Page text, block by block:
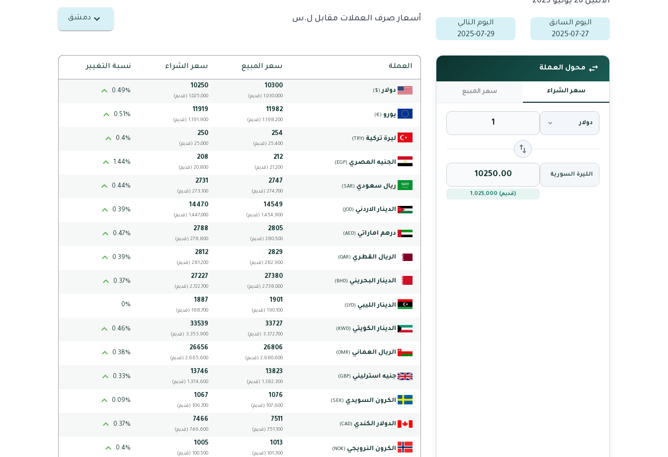
أسعار صرف العملات مقابل ل.س دمشق
اليوم السابق
2025-07-27
اليوم التالي
2025-07-29
محول العملة
سعر الشراء سعر المبيع
دولار
الليرة السورية
(قديم) 1,025,000
العملة سعر المبيع سعر الشراء نسبة التغيير
دولار ($)
10300
(قديم) 1,030,000
10250
(قديم) 1,025,000
0.49%
يورو (€)
11982
(قديم) 1,198,200
11919
(قديم) 1,191,900
0.51%
ليرة تركية (TRY)
254
(قديم) 25,400
250
(قديم) 25,000
0.4%
الجنيه المصري (EGP)
212
(قديم) 21,200
208
(قديم) 20,800
1.44%
ريال سعودي (SAR)
2747
(قديم) 274,700
2731
(قديم) 273,100
0.44%
الدينار الاردني (JOD)
14549
(قديم) 1,454,900
14470
(قديم) 1,447,000
0.39%
درهم اماراتي (AED)
2805
(قديم) 280,500
2788
(قديم) 278,800
0.47%
الريال القطري (QAR)
2829
(قديم) 282,900
2812
(قديم) 281,200
0.39%
الدينار البحريني (BHD)
27380
(قديم) 2,738,000
27227
(قديم) 2,722,700
0.37%
الدينار الليبي (LYD)
1901
(قديم) 190,100
1887
(قديم) 188,700
0%
الدينار الكويتي (KWD)
33727
(قديم) 3,372,700
33539
(قديم) 3,353,900
0.46%
الريال العماني (OMR)
26806
(قديم) 2,680,600
26656
(قديم) 2,665,600
0.38%
جنيه استرليني (GBP)
13823
(قديم) 1,382,300
13746
(قديم) 1,374,600
0.33%
الكرون السويدي (SEK)
1076
(قديم) 107,600
1067
(قديم) 106,700
0.09%
الدولار الكندي (CAD)
7511
(قديم) 751,100
7466
(قديم) 746,600
0.37%
الكرون النرويجي (NOK)
1013
(قديم) 101,300
1005
(قديم) 100,500
0.4%